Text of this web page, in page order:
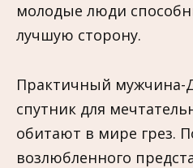
молодые люди
лучшую сторону.
Практичный
спутник для
обитают в мире грез.
возлюбленного